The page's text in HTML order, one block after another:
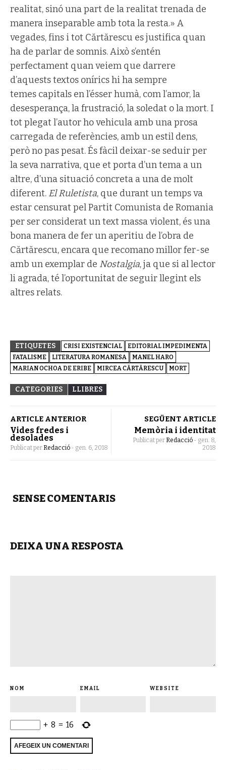
realitat, sinó una part de la realitat trenada de
manera inseparable amb tota la resta.» A
vegades, fins i tot Cărtărescu es justifica quan
ha de parlar de somnis. Això s’entén
perfectament quan veiem que darrere
d’aquests textos onírics hi ha sempre
temes capitals en l’ésser humà, com l’amor, la
desesperança, la frustració, la soledat o la mort. I
tot plegat l’autor ho vehicula amb una prosa
carregada de referències, amb un estil dens,
però no pas pesat. És fàcil deixar-se seduir per
la seva narrativa, que et porta d’un tema a un
altre, d’una situació concreta a una de molt
diferent. El Ruletista, que durant un temps va
estar censurat pel Partit Comunista de Romania
per ser considerat un text massa violent, és una
bona manera de fer un aperitiu de l’obra de
Cărtărescu, encara que recomano millor fer-se
amb un exemplar de Nostalgia, ja que si al lector
li agrada, té l’oportunitat de seguir llegint els
altres relats.
ETIQUETES CRISI EXISTENCIAL
EDITORIAL IMPEDIMENTA
FATALISME
LITERATURA ROMANESA
MANEL HARO
MARIAN OCHOA DE ERIBE
MIRCEA CĂRTĂRESCU MORT
CATEGORIES LLIBRES
ARTICLE ANTERIOR
Vides fredes i
desolades
Publicat per Redacció - gen. 6, 2018
SEGÜENT ARTICLE
Memòria i identitat
Publicat per Redacció - gen. 8,
2018
SENSE COMENTARIS
DEIXA UNA RESPOSTA
NOM EMAIL WEBSITE
+ 8 = 16